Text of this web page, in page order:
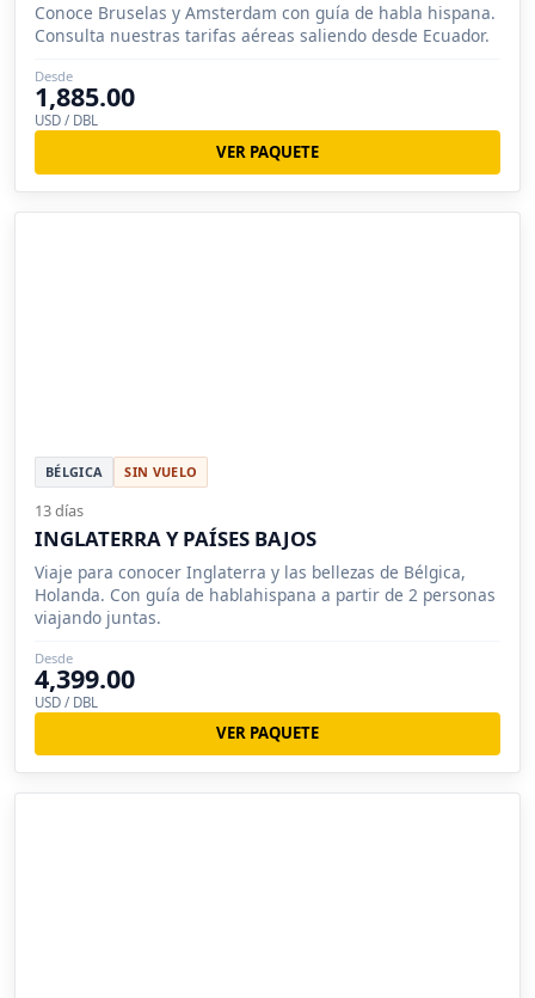
Conoce Bruselas y Amsterdam con guía de habla hispana.
Consulta nuestras tarifas aéreas saliendo desde Ecuador.
Desde
1,885.00
USD / DBL
VER PAQUETE
BÉLGICA SIN VUELO
13 días
INGLATERRA Y PAÍSES BAJOS
Viaje para conocer Inglaterra y las bellezas de Bélgica,
Holanda. Con guía de hablahispana a partir de 2 personas
viajando juntas.
Desde
4,399.00
USD / DBL
VER PAQUETE